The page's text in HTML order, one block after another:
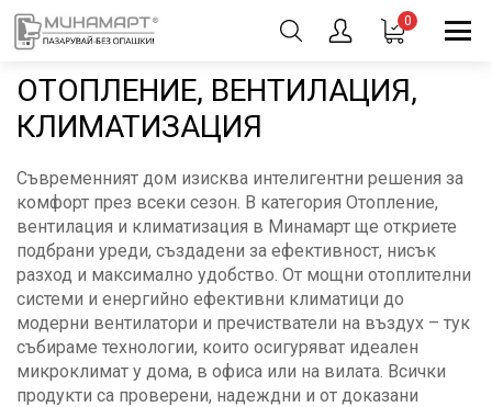
0
ОТОПЛЕНИЕ, ВЕНТИЛАЦИЯ,
КЛИМАТИЗАЦИЯ
Съвременният дом изисква интелигентни решения за
комфорт през всеки сезон. В категория Отопление,
вентилация и климатизация в Минамарт ще откриете
подбрани уреди, създадени за ефективност, нисък
разход и максимално удобство. От мощни отоплителни
системи и енергийно ефективни климатици до
модерни вентилатори и пречистватели на въздух – тук
събираме технологии, които осигуряват идеален
микроклимат у дома, в офиса или на вилата. Всички
продукти са проверени, надеждни и от доказани